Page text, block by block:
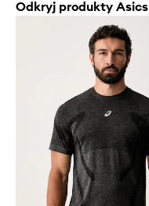
Odkryj produkty Asics